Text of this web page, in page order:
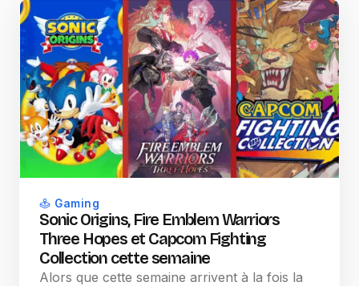
Gaming
Sonic Origins, Fire Emblem Warriors
Three Hopes et Capcom Fighting
Collection cette semaine
Alors que cette semaine arrivent à la fois la